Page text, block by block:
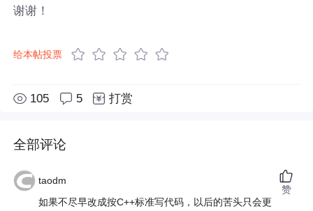
谢谢！
给本帖投票
105 5 打赏
全部评论
taodm
如果不尽早改成按C++标准写代码，以后的苦头只会更
赞